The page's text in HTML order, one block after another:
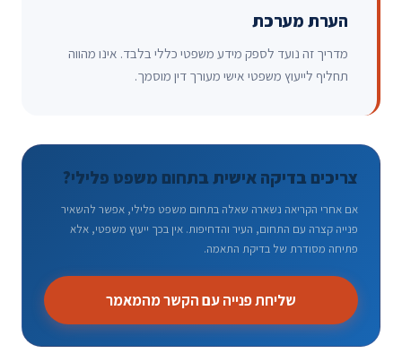
הערת מערכת
מדריך זה נועד לספק מידע משפטי כללי בלבד. אינו מהווה
תחליף לייעוץ משפטי אישי מעורך דין מוסמך.
צריכים בדיקה אישית בתחום משפט פלילי?
אם אחרי הקריאה נשארה שאלה בתחום משפט פלילי, אפשר להשאיר
פנייה קצרה עם התחום, העיר והדחיפות. אין בכך ייעוץ משפטי, אלא
פתיחה מסודרת של בדיקת התאמה.
שליחת פנייה עם הקשר מהמאמר